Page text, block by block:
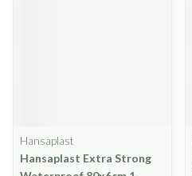
Hansaplast
Hansaplast Extra Strong